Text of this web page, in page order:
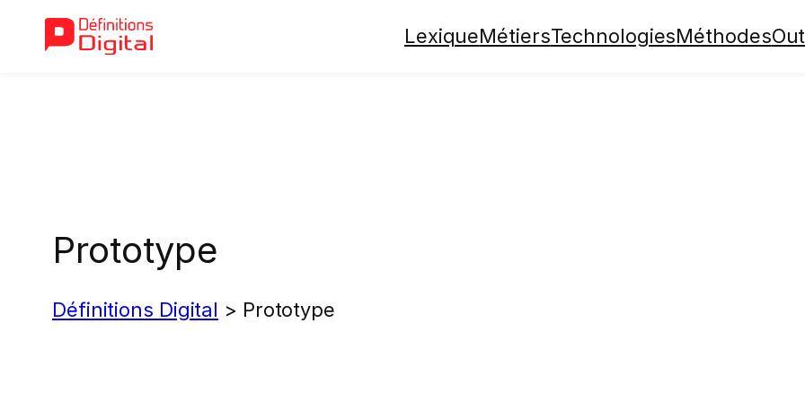
LexiqueMétiersTechnologiesMéthodes
Prototype
Définitions Digital > Prototype